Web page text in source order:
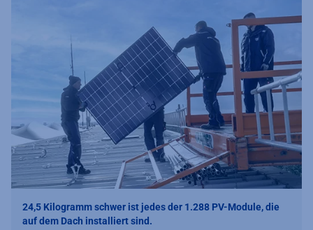
24,5 Kilogramm schwer ist jedes der 1.288 PV-Module, die
auf dem Dach installiert sind.